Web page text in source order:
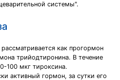
системы".
как прогормон
трийодтиронина. В течение
100 мкг тироксина.
активный гормон, за сутки его